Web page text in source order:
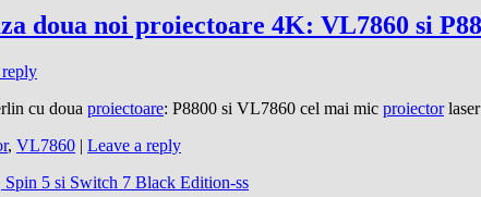
doua noi proiectoare 4K: VL7860 si
cu doua proiectoare: P8800 si VL7860 cel mai mic proiector
, VL7860 | Leave a reply